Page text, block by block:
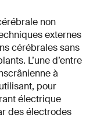
non
externes
cérébrales sans
L’une d’entre
à
pour
électrique
des électrodes